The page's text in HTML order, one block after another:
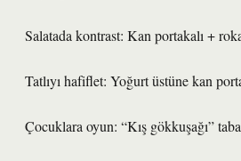
Salatada kontrast: Kan portakalı +
Tatlıyı hafiflet: Yoğurt üstüne kan
Çocuklara oyun: “Kış gökkuşağı”